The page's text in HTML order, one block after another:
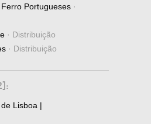
Portugueses ·
· Distribuição
· Distribuição
Lisboa |